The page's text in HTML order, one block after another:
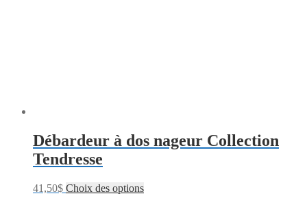
Débardeur à dos nageur Collection
Tendresse
41,50$ Choix des options